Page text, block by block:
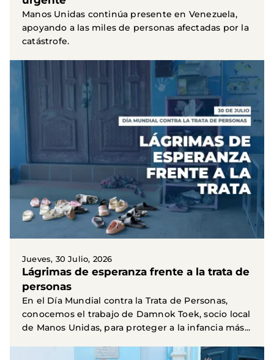
Manos Unidas continúa presente en Venezuela,
apoyando a las miles de personas afectadas por la
catástrofe.
Jueves, 30 Julio, 2026
Lágrimas de esperanza frente a la trata de
personas
En el Día Mundial contra la Trata de Personas,
conocemos el trabajo de Damnok Toek, socio local
de Manos Unidas, para proteger a la infancia más...